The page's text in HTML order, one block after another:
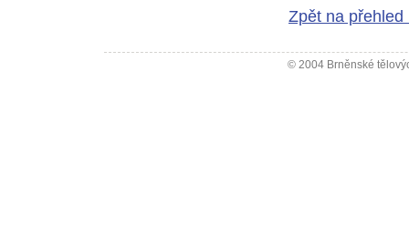
Zpět na přehled
© 2004 Brněnské